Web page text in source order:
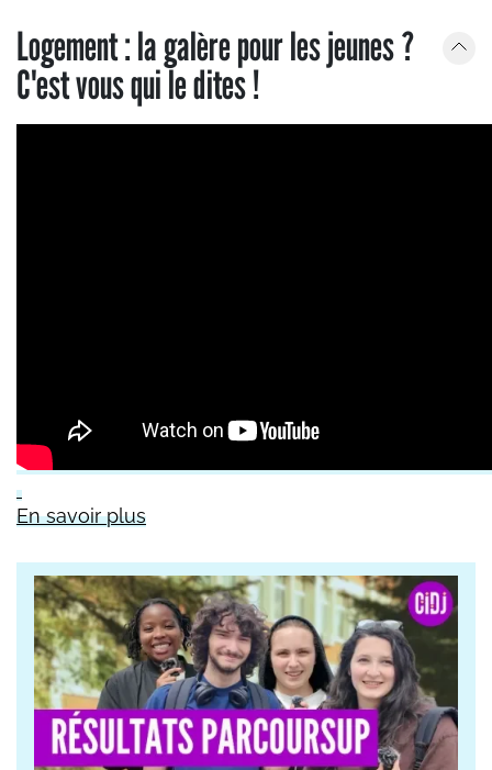
Logement : la galère pour les jeunes ?
C'est vous qui le dites !
En savoir plus